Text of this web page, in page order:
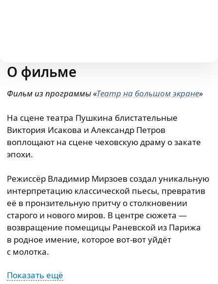
7
9
10
13 12
11
18 17
О фильме
Фильм из программы«Театр на большом экране»
На сцене театра Пушкина блистательные
Виктория Исакова и Александр Петров
воплощают на сцене чеховскую драму о закате
эпохи.
Режиссёр Владимир Мирзоев создал уникальную
интерпретацию классической пьесы, превратив
её в пронзительную притчу о столкновении
старого и нового миров. В центре сюжета —
возвращение помещицы Раневской из Парижа
в родное имение, которое вот-вот уйдёт
с молотка.
Показать ещё